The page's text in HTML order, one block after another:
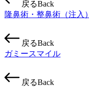
戻るBack
隆鼻術・整鼻術（注入）
戻るBack
ガミースマイル
戻るBack